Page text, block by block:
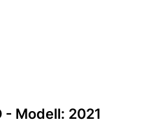
Modell: 2021